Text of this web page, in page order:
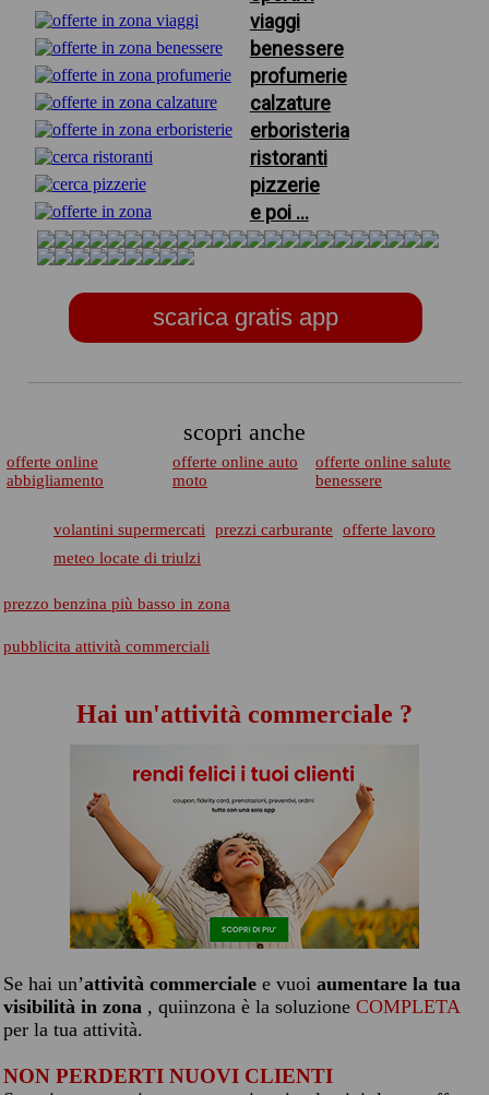
viaggi
benessere
profumerie
calzature
erboristeria
ristoranti
pizzerie
e poi ...
scarica gratis app
scopri anche
offerte online
abbigliamento
offerte online auto
moto
offerte online salute
benessere
volantini supermercati prezzi carburante
offerte lavoro
meteo locate di triulzi
prezzo benzina più basso in zona
pubblicita attività commerciali
Hai un'attività commerciale ?
Se hai un’attività commerciale e vuoi aumentare la tua
visibilità in zona , quiinzona è la soluzione COMPLETA
per la tua attività.
NON PERDERTI NUOVI CLIENTI